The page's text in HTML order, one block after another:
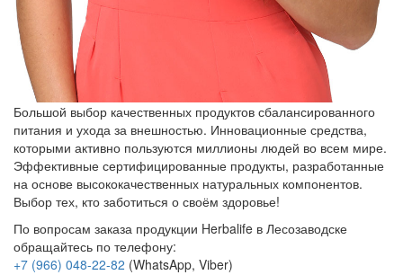
Большой выбор качественных продуктов сбалансированного
питания и ухода за внешностью. Инновационные средства,
которыми активно пользуются миллионы людей во всем мире.
Эффективные сертифицированные продукты, разработанные
на основе высококачественных натуральных компонентов.
Выбор тех, кто заботиться о своём здоровье!
По вопросам заказа продукции Herbalife в Лесозаводске
обращайтесь по телефону:
+7 (966) 048-22-82 (WhatsApp, Viber)